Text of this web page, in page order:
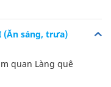
(Ăn sáng, trưa)
quan Làng quê